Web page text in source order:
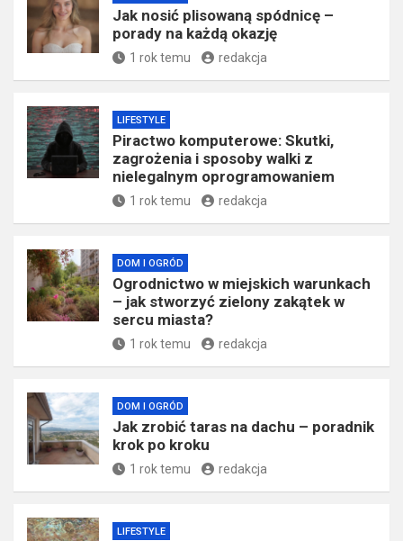
Jak nosić plisowaną spódnicę –
porady na każdą okazję
1 rok temu redakcja
LIFESTYLE
Piractwo komputerowe: Skutki,
zagrożenia i sposoby walki z
nielegalnym oprogramowaniem
1 rok temu redakcja
DOM I OGRÓD
Ogrodnictwo w miejskich warunkach
– jak stworzyć zielony zakątek w
sercu miasta?
1 rok temu redakcja
DOM I OGRÓD
Jak zrobić taras na dachu – poradnik
krok po kroku
1 rok temu redakcja
LIFESTYLE